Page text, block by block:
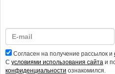
Согласен на получение рассылок и
С условиями использования сайта и
конфиденциальности ознакомился.